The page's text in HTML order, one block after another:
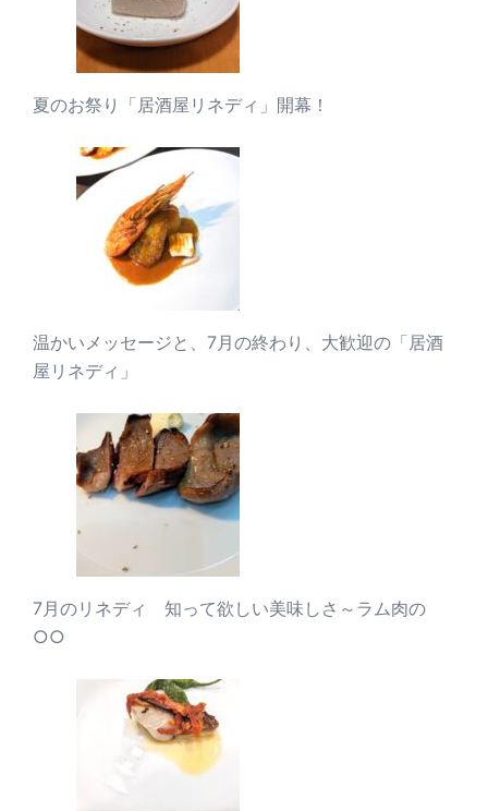
夏のお祭り「居酒屋リネディ」開幕！
温かいメッセージと、7月の終わり、大歓迎の「居酒
屋リネディ」
7月のリネディ 知って欲しい美味しさ～ラム肉の
○○